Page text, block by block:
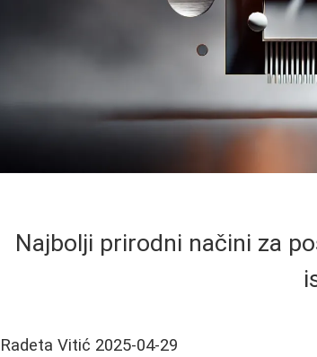
Najbolji prirodni načini za
Radeta Vitić 2025-04-29